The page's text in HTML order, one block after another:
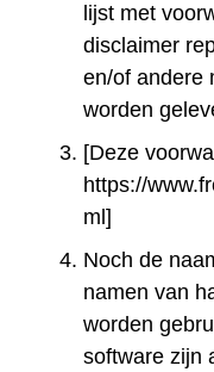
lijst met
disclaimer
en/of andere
worden
[Deze
https://
ml]
Noch de
namen van
worden
software zijn